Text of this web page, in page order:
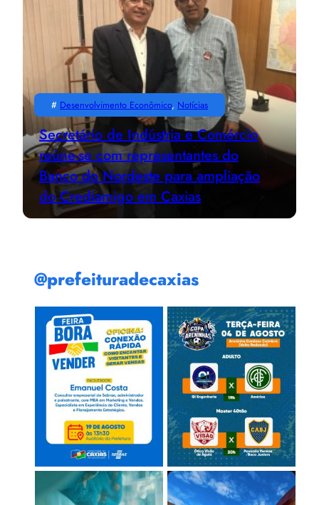
# Desenvolvimento Econômico, Notícias
Secretário de Indústria e Comércio
reúne-se com representantes do
Banco do Nordeste para ampliação
do Crediamigo em Caxias
@prefeituradecaxias